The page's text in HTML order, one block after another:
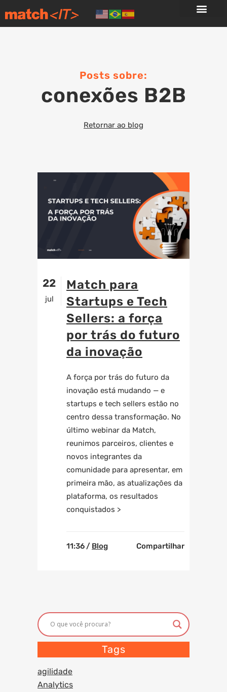
Posts sobre:
conexões B2B
Retornar ao blog
22
jul
Match para
Startups e Tech
Sellers: a força
por trás do futuro
da inovação
A força por trás do futuro da
inovação está mudando — e
startups e tech sellers estão no
centro dessa transformação. No
último webinar da Match,
reunimos parceiros, clientes e
novos integrantes da
comunidade para apresentar, em
primeira mão, as atualizações da
plataforma, os resultados
conquistados >
11:36 / Blog Compartilhar
Tags
agilidade
Analytics